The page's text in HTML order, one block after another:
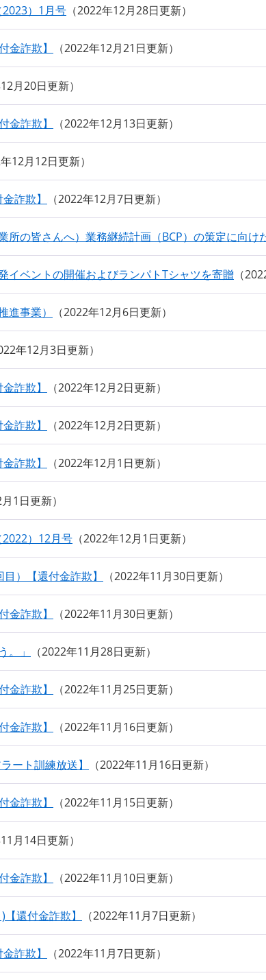
）1月号 2022年12月28日更新
金詐欺】 2022年12月21日更新
月20日更新
金詐欺】 2022年12月13日更新
12月12日更新
詐欺】 2022年12月7日更新
所の皆さんへ）業務継続計画（BCP）の策定に向け
イベントの開催およびランパトTシャツを寄贈
事業） 2022年12月6日更新
年12月3日更新
詐欺】 2022年12月2日更新
詐欺】 2022年12月2日更新
詐欺】 2022年12月1日更新
1日更新
）12月号 2022年12月1日更新
）【還付金詐欺】 2022年11月30日更新
金詐欺】 2022年11月30日更新
。」 2022年11月28日更新
金詐欺】 2022年11月25日更新
金詐欺】 2022年11月16日更新
ート訓練放送】 2022年11月16日更新
金詐欺】 2022年11月15日更新
月14日更新
金詐欺】 2022年11月10日更新
還付金詐欺】 2022年11月7日更新
詐欺】 2022年11月7日更新